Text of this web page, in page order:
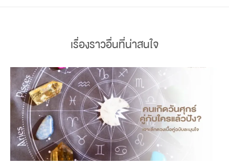
book now
เรื่องราวอื่นที่น่าสนใจ